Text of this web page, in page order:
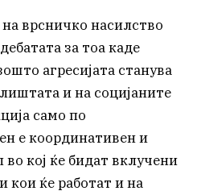
врсничко насилство
за тоа каде
агресијата станува
и на социјаните
само по
е координативен и
кој ќе бидат вклучени
кои ќе работат и на